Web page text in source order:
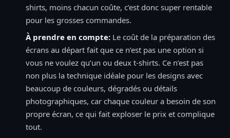
shirts, moins chacun coûte, c’est donc super rentable
pour les grosses commandes.
À prendre en compte: Le coût de la préparation des
écrans au départ fait que ce n’est pas une option si
vous ne voulez qu’un ou deux t-shirts. Ce n’est pas
non plus la technique idéale pour les designs avec
beaucoup de couleurs, dégradés ou détails
photographiques, car chaque couleur a besoin de son
propre écran, ce qui fait exploser le prix et complique
tout.